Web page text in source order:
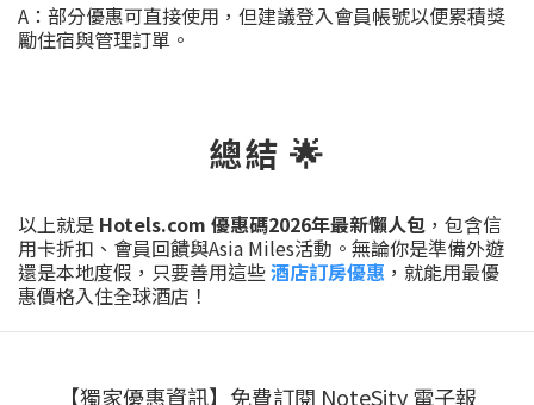
A：部分優惠可直接使用，但建議登入會員帳號以便累積獎
勵住宿與管理訂單。
總結 🌟
以上就是 Hotels.com 優惠碼2026年最新懶人包 ，包含信
用卡折扣、會員回饋與Asia Miles活動。無論你是準備外遊
還是本地度假，只要善用這些酒店訂房優惠 ，就能用最優
惠價格入住全球酒店！
【獨家優惠資訊】免費訂閱 NoteSity 電子報